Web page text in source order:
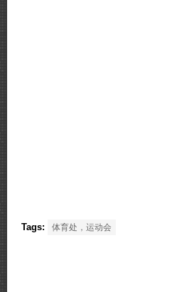
Tags: 体育处，运动会